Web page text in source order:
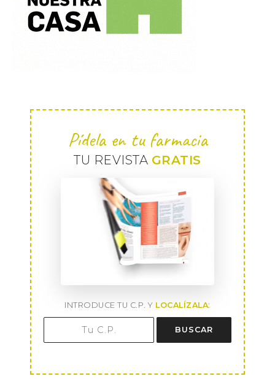
Pídela en tu farmacia
TU REVISTA GRATIS
INTRODUCE TU C.P. Y LOCALÍZALA:
BUSCAR